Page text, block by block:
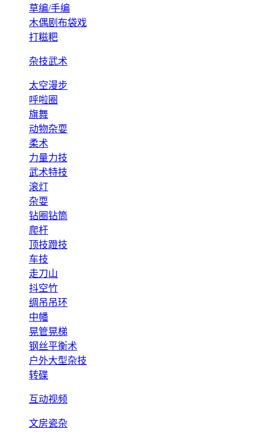
草编/手编
木偶剧布袋戏
打糍粑
杂技武术
太空漫步
呼啦圈
旗舞
动物杂耍
柔术
力量力技
武术特技
滚灯
杂耍
钻圈钻筒
爬杆
顶技蹬技
车技
走刀山
抖空竹
绸吊吊环
中幡
晃管晃梯
钢丝平衡术
户外大型杂技
转碟
互动视频
文房瓷杂